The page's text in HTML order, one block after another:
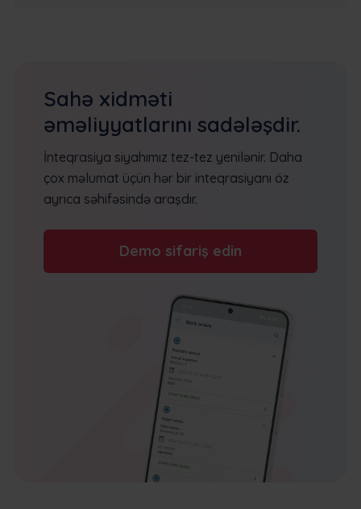
Sahə xidməti
əməliyyatlarını sadələşdir.
İnteqrasiya siyahımız tez-tez yenilənir. Daha
çox məlumat üçün hər bir inteqrasiyanı öz
ayrıca səhifəsində araşdır.
Demo sifariş edin